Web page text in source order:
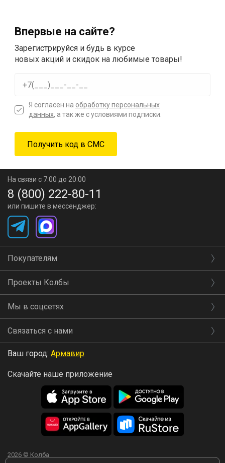
Впервые на сайте?
Зарегистрируйся и будь в курсе
новых акций и скидок на любимые товары!
Я согласен на обработку персональных
данных, а так же с условиями подписки.
На связи с 7:00 до 20:00
8 (800) 222-80-11
или пишите в мессенджер:
Покупателям
Проекты Колбы
Мы в соцсетях
Связаться с нами
Ваш город: Армавир
Скачайте наше приложение
2026 © Колба